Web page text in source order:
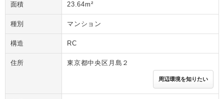
面積 23.64m²
種別 マンション
構造 RC
住所 東京都中央区月島２
周辺環境を知りたい